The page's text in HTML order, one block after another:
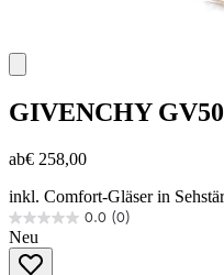
GIVENCHY
ab€ 258,00
inkl. Comfort-Gläser in
0.0 (0)
0.0
von
Neu